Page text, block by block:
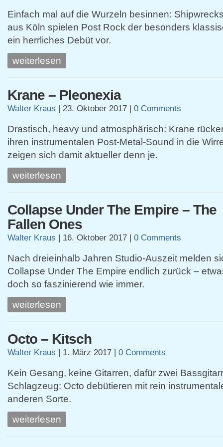
Einfach mal auf die Wurzeln besinnen:
aus Köln spielen Post Rock der besonders
ein herrliches Debüt vor.
weiterlesen
Krane – Pleonexia
Walter Kraus | 23. Oktober 2017 | 0 Comments
Drastisch, heavy und atmosphärisch: Krane
ihren instrumentalen Post-Metal-Sound in die
zeigen sich damit aktueller denn je.
weiterlesen
Collapse Under The Empire – The
Fallen Ones
Walter Kraus | 16. Oktober 2017 | 0 Comments
Nach dreieinhalb Jahren Studio-Auszeit melden
Collapse Under The Empire endlich zurück –
doch so faszinierend wie immer.
weiterlesen
Octo – Kitsch
Walter Kraus | 1. März 2017 | 0 Comments
Kein Gesang, keine Gitarren, dafür zwei
Schlagzeug: Octo debütieren mit rein
anderen Sorte.
weiterlesen